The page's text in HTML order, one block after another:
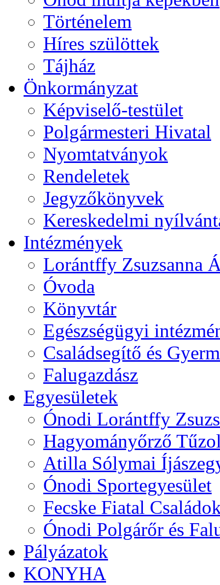
Történelem
Híres szülöttek
Tájház
Önkormányzat
Képviselő-testület
Polgármesteri Hivatal
Nyomtatványok
Rendeletek
Jegyzőkönyvek
Kereskedelmi
Intézmények
Lorántffy Zsuzsanna
Óvoda
Könyvtár
Egészségügyi
Családsegítő és
Falugazdász
Egyesületek
Ónodi Lorántffy
Hagyományőrző
Atilla Sólymai
Ónodi Sportegyesület
Fecske Fiatal
Ónodi Polgárőr és
Pályázatok
KONYHA